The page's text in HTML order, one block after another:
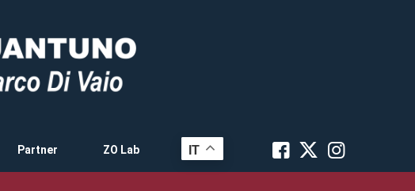
Partner ZO Lab IT